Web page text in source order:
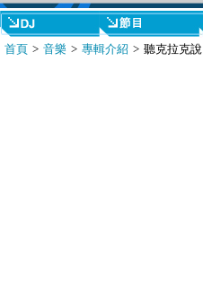
首頁 > 音樂 > 專輯介紹 > 聽克拉克說